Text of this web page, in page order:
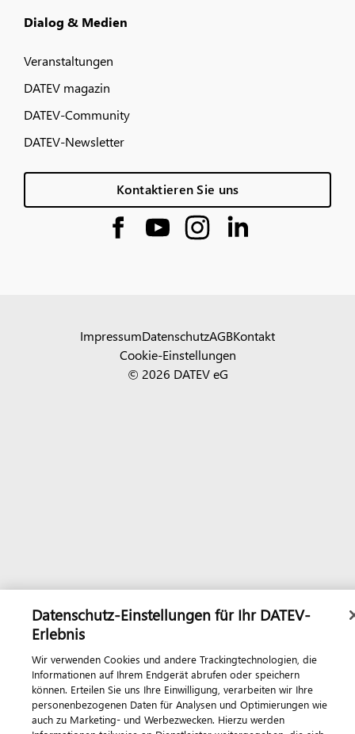
Dialog & Medien
Veranstaltungen
DATEV magazin
DATEV-Community
DATEV-Newsletter
Kontaktieren Sie uns
© 2026 DATEV eG
ImpressumDatenschutzAGBKontakt
Cookie-Einstellungen
Datenschutz-Einstellungen für Ihr DATEV-
Erlebnis
Wir verwenden Cookies und andere Trackingtechnologien, die
Informationen auf Ihrem Endgerät abrufen oder speichern
können. Erteilen Sie uns Ihre Einwilligung, verarbeiten wir Ihre
personenbezogenen Daten für Analysen und Optimierungen wie
auch zu Marketing- und Werbezwecken. Hierzu werden